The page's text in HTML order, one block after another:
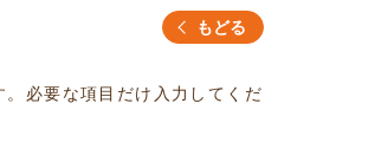
もどる
必要な項目だけ入力してくだ